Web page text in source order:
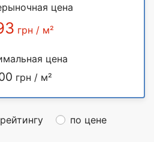
цена
грн / м²
цена
грн / м²
по цене